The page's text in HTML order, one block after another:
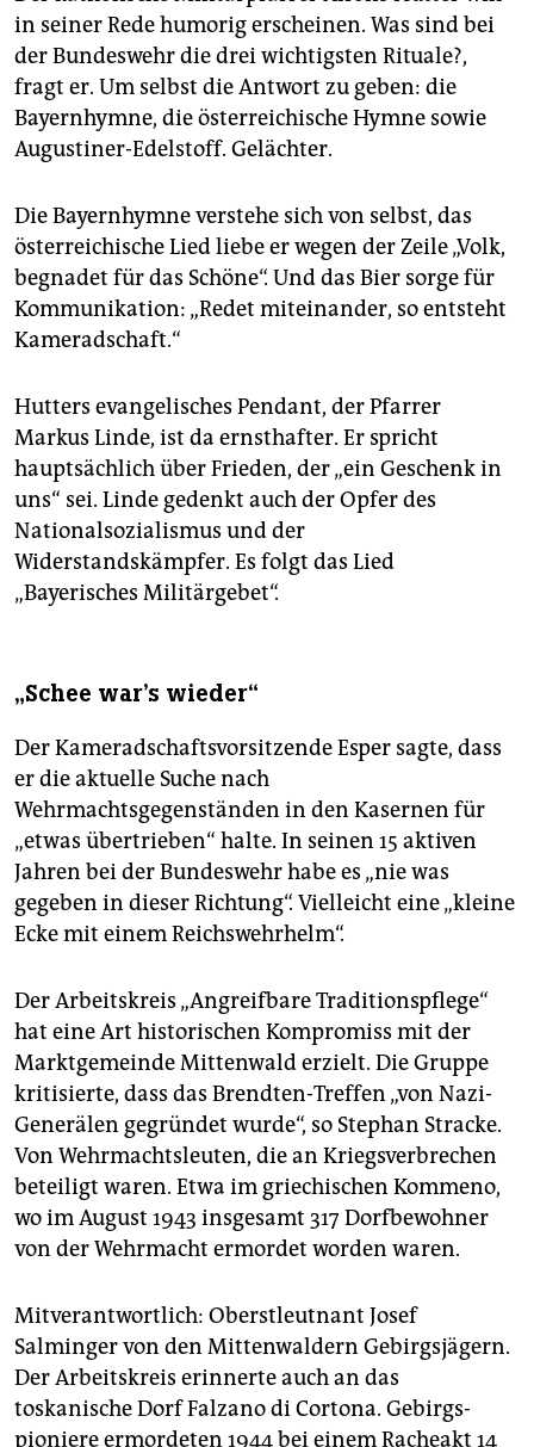
in seiner Rede humorig erscheinen. Was sind bei
der Bundeswehr die drei wichtigsten Rituale?,
fragt er. Um selbst die Antwort zu geben: die
Bayernhymne, die österreichische Hymne sowie
Augustiner-Edelstoff. Gelächter.
Die Bayernhymne verstehe sich von selbst, das
österreichische Lied liebe er wegen der Zeile „Volk,
begnadet für das Schöne“. Und das Bier sorge für
Kommunikation: „Redet miteinander, so entsteht
Kameradschaft.“
Hutters evangelisches Pendant, der Pfarrer
Markus Linde, ist da ernsthafter. Er spricht
hauptsächlich über Frieden, der „ein Geschenk in
uns“ sei. Linde gedenkt auch der Opfer des
Nationalsozialismus und der
Widerstandskämpfer. Es folgt das Lied
„Bayerisches Militärgebet“.
„Schee war's wieder“
Der Kameradschaftsvorsitzende Esper sagte, dass
er die aktuelle Suche nach
Wehrmachtsgegenständen in den Kasernen für
„etwas übertrieben“ halte. In seinen 15 aktiven
Jahren bei der Bundeswehr habe es „nie was
gegeben in dieser Richtung“. Vielleicht eine „kleine
Ecke mit einem Reichswehrhelm“.
Der Arbeitskreis „Angreifbare Traditionspflege“
hat eine Art historischen Kompromiss mit der
Marktgemeinde Mittenwald erzielt. Die Gruppe
kritisierte, dass das Brendten-Treffen „von Nazi-
Generälen gegründet wurde“, so Stephan Stracke.
Von Wehrmachtsleuten, die an Kriegsverbrechen
beteiligt waren. Etwa im griechischen Kommeno,
wo im August 1943 insgesamt 317 Dorfbewohner
von der Wehrmacht ermordet worden waren.
Mitverantwortlich: Oberstleutnant Josef
Salminger von den Mittenwaldern Gebirgsjägern.
Der Arbeitskreis erinnerte auch an das
toskanische Dorf Falzano di Cortona. Gebirgs­
pioniere ermordeten 1944 bei einem Racheakt 14